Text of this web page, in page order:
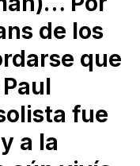
de los
que
fue
a la